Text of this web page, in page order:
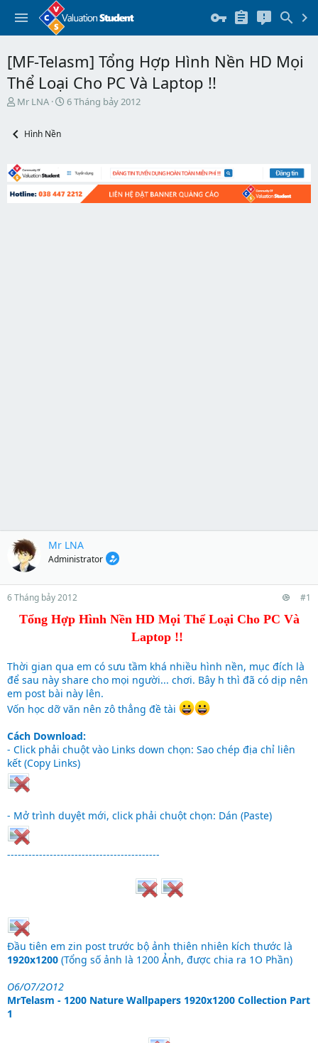
[MF-Telasm] Tổng Hợp Hình Nền HD Mọi
Thể Loại Cho PC Và Laptop !!
T
e
d
s
t
Mr LNA
N
t
đ
6 Tháng bảy 2012
Hình Nền
Mr LNA
Administrator
6 Tháng bảy 2012 #1
Tổng Hợp Hình Nền HD Mọi Thể Loại Cho PC Và
Laptop !!
Thời gian qua em có sưu tầm khá nhiều hình nền, mục đích là
để sau này share cho mọi người... chơi. Bây h thì đã có dịp nên
em post bài này lên.
Vốn học dỡ văn nên zô thẳng đề tài
Cách Download:
- Click phải chuột vào Links down chọn: Sao chép địa chỉ liên
kết (Copy Links)
- Mở trình duyệt mới, click phải chuột chọn: Dán (Paste)
-------------------------------------------
Đầu tiên em zin post trước bộ ảnh thiên nhiên kích thước là
1920x1200 (Tổng số ảnh là 1200 Ảnh, được chia ra 1O Phần)
O6/O7/2O12
MrTelasm - 1200 Nature Wallpapers 1920x1200 Collection Part
1